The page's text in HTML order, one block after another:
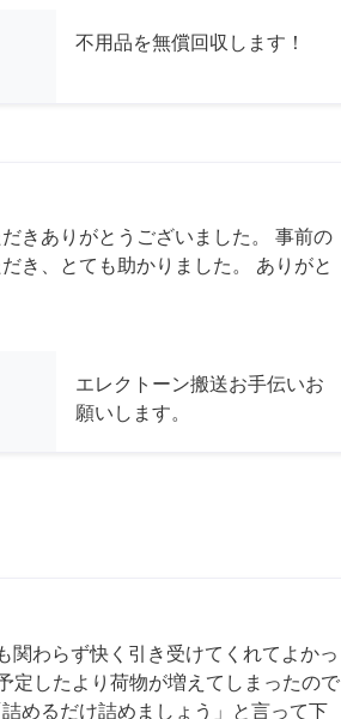
不用品を無償回収します！
きありがとうございました。 事前の
き、とても助かりました。 ありがと
エレクトーン搬送お手伝いお
願いします。
関わらず快く引き受けてくれてよかっ
定したより荷物が増えてしまったので
めるだけ詰めましょう」と言って下